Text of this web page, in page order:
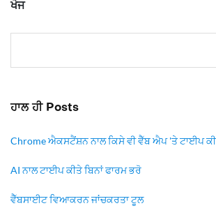
ਖੋਜ
ਹਾਲ ਹੀ Posts
Chrome ਐਕਸਟੈਂਸ਼ਨ ਨਾਲ ਕਿਸੇ ਵੀ ਵੈੱਬ ਐਪ 'ਤੇ ਟਾਈਪ
AI ਨਾਲ ਟਾਈਪ ਕੀਤੇ ਬਿਨਾਂ ਫਾਰਮ ਭਰੋ
ਵੈੱਬਸਾਈਟ ਵਿਆਕਰਨ ਜਾਂਚਕਰਤਾ ਟੂਲ